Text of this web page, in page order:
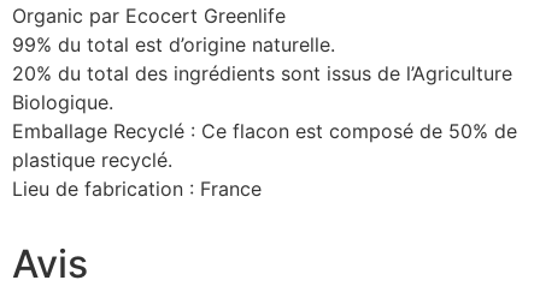
Organic par Ecocert Greenlife
99% du total est d’origine naturelle.
20% du total des ingrédients sont issus de l’Agriculture
Biologique.
Emballage Recyclé : Ce flacon est composé de 50% de
plastique recyclé.
Lieu de fabrication : France
Avis